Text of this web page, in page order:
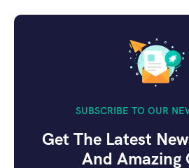
SUBSCRIBE TO OUR
Get The Latest
And Amazing